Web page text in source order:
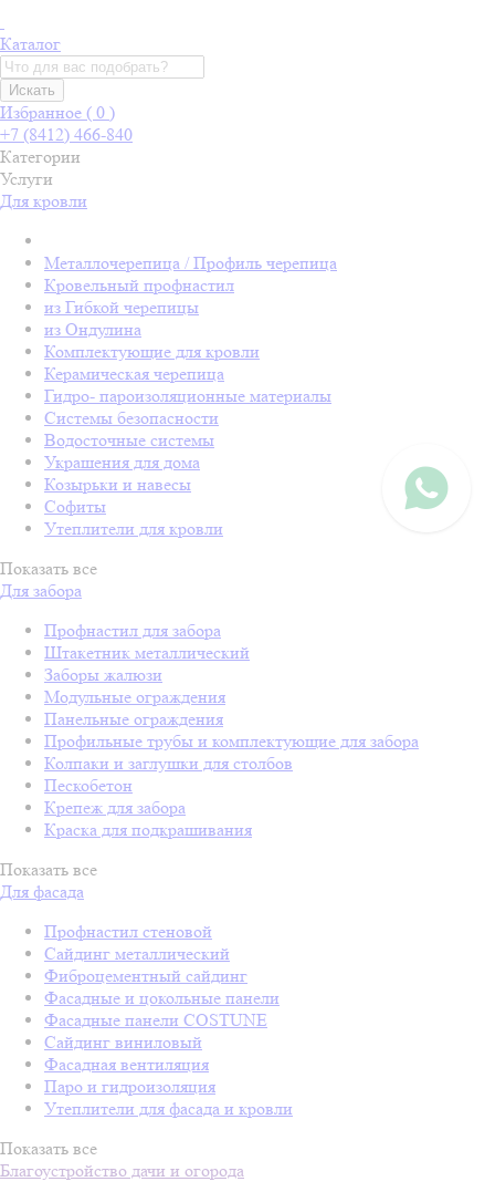
Каталог
Искать
Избранное ( 0 )
+7 (8412) 466-840
Категории
Услуги
Для кровли
Металлочерепица / Профиль черепица
Кровельный профнастил
из Гибкой черепицы
из Ондулина
Комплектующие для кровли
Керамическая черепица
Гидро- пароизоляционные материалы
Системы безопасности
Водосточные системы
Украшения для дома
Козырьки и навесы
Софиты
Утеплители для кровли
Показать все
Для забора
Профнастил для забора
Штакетник металлический
Заборы жалюзи
Модульные ограждения
Панельные ограждения
Профильные трубы и комплектующие для забора
Колпаки и заглушки для столбов
Пескобетон
Крепеж для забора
Краска для подкрашивания
Показать все
Для фасада
Профнастил стеновой
Сайдинг металлический
Фиброцементный сайдинг
Фасадные и цокольные панели
Фасадные панели COSTUNE
Сайдинг виниловый
Фасадная вентиляция
Паро и гидроизоляция
Утеплители для фасада и кровли
Показать все
Благоустройство дачи и огорода